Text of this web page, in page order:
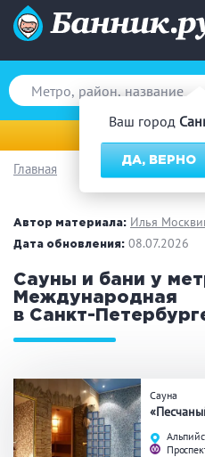
Ваш город
ДА, ВЕРНО
Вид парной
Русская баня
Финская сауна
На дровах
Поводы
Загородный отдых
Праздник/Корпоратив
Главная
Автор материала: Илья
Дата обновления: 08.07.2026
Сауны и бани у
Международная
в Санкт-
Сауна